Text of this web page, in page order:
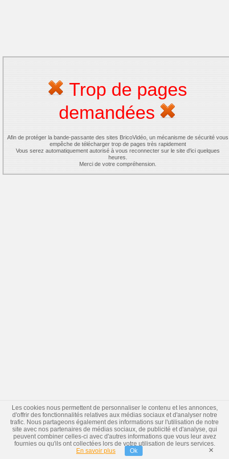
Trop de pages
demandées
Afin de protéger la bande-passante des sites BricoVidéo, un mécanisme de sécurité vous
empêche de télécharger trop de pages très rapidement
Vous serez automatiquement autorisé à vous reconnecter sur le site d'ici quelques
heures.
Merci de votre compréhension.
Les cookies nous permettent de personnaliser le contenu et les annonces,
d'offrir des fonctionnalités relatives aux médias sociaux et d'analyser notre
trafic. Nous partageons également des informations sur l'utilisation de notre
site avec nos partenaires de médias sociaux, de publicité et d'analyse, qui
peuvent combiner celles-ci avec d'autres informations que vous leur avez
fournies ou qu'ils ont collectées lors de votre utilisation de leurs services.
En savoir plus
Ok ×